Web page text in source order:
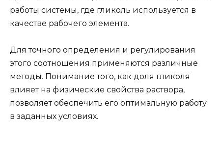
работы системы, где гликоль используется в
качестве рабочего элемента.
Для точного определения и регулирования
этого соотношения применяются различные
методы. Понимание того, как доля гликоля
влияет на физические свойства раствора,
позволяет обеспечить его оптимальную работу
в заданных условиях.